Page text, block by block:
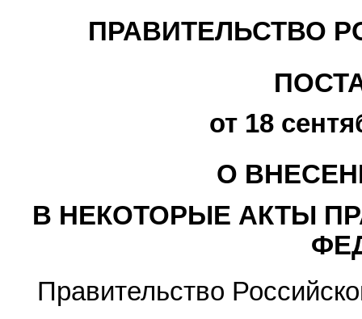
ПРАВИТЕЛЬСТВО
от 18
О
В НЕКОТОРЫЕ АКТЫ
Правительство